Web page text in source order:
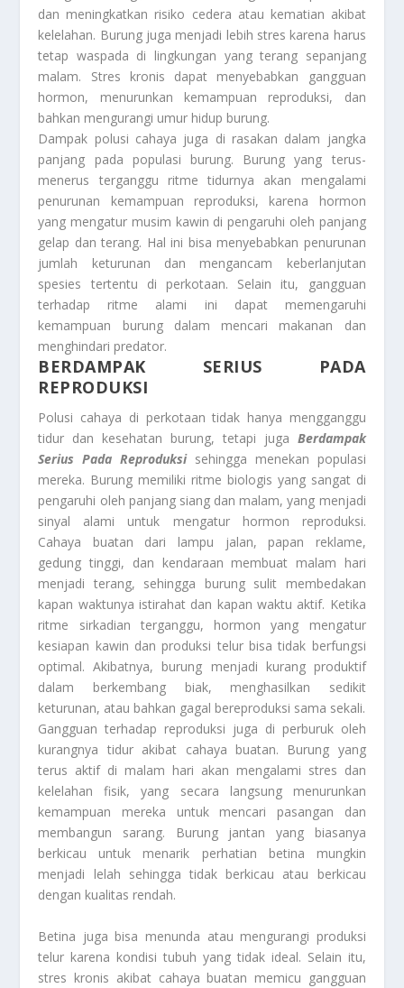
dan meningkatkan risiko cedera atau kematian akibat
kelelahan. Burung juga menjadi lebih stres karena harus
tetap waspada di lingkungan yang terang sepanjang
malam. Stres kronis dapat menyebabkan gangguan
hormon, menurunkan kemampuan reproduksi, dan
bahkan mengurangi umur hidup burung.
Dampak polusi cahaya juga di rasakan dalam jangka
panjang pada populasi burung. Burung yang terus-
menerus terganggu ritme tidurnya akan mengalami
penurunan kemampuan reproduksi, karena hormon
yang mengatur musim kawin di pengaruhi oleh panjang
gelap dan terang. Hal ini bisa menyebabkan penurunan
jumlah keturunan dan mengancam keberlanjutan
spesies tertentu di perkotaan. Selain itu, gangguan
terhadap ritme alami ini dapat memengaruhi
kemampuan burung dalam mencari makanan dan
menghindari predator.
BERDAMPAK SERIUS PADA
REPRODUKSI
Polusi cahaya di perkotaan tidak hanya mengganggu
tidur dan kesehatan burung, tetapi juga Berdampak
Serius Pada Reproduksisehingga menekan populasi
mereka. Burung memiliki ritme biologis yang sangat di
pengaruhi oleh panjang siang dan malam, yang menjadi
sinyal alami untuk mengatur hormon reproduksi.
Cahaya buatan dari lampu jalan, papan reklame,
gedung tinggi, dan kendaraan membuat malam hari
menjadi terang, sehingga burung sulit membedakan
kapan waktunya istirahat dan kapan waktu aktif. Ketika
ritme sirkadian terganggu, hormon yang mengatur
kesiapan kawin dan produksi telur bisa tidak berfungsi
optimal. Akibatnya, burung menjadi kurang produktif
dalam berkembang biak, menghasilkan sedikit
keturunan, atau bahkan gagal bereproduksi sama sekali.
Gangguan terhadap reproduksi juga di perburuk oleh
kurangnya tidur akibat cahaya buatan. Burung yang
terus aktif di malam hari akan mengalami stres dan
kelelahan fisik, yang secara langsung menurunkan
kemampuan mereka untuk mencari pasangan dan
membangun sarang. Burung jantan yang biasanya
berkicau untuk menarik perhatian betina mungkin
menjadi lelah sehingga tidak berkicau atau berkicau
dengan kualitas rendah.
Betina juga bisa menunda atau mengurangi produksi
telur karena kondisi tubuh yang tidak ideal. Selain itu,
stres kronis akibat cahaya buatan memicu gangguan